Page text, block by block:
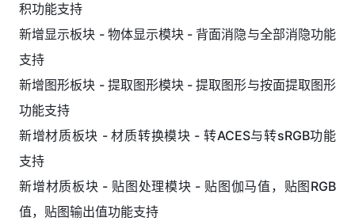
积功能支持
新增显示板块 - 物体显示模块 - 背面消隐与全部消隐功能
支持
新增图形板块 - 提取图形模块 - 提取图形与按面提取图形
功能支持
新增材质板块 - 材质转换模块 - 转ACES与转sRGB功能
支持
新增材质板块 - 贴图处理模块 - 贴图伽马值，贴图RGB
值，贴图输出值功能支持